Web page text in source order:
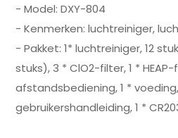
- Model: DXY-804
- Kenmerken: luchtreiniger,
- Pakket: 1* luchtreiniger, 12
stuks), 3 * ClO2-filter, 1 * HEAP-
afstandsbediening, 1 * voeding,
gebruikershandleiding, 1 *